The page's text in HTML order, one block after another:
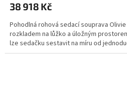
38 918 Kč
Pohodlná rohová sedací souprava
rozkladem na lůžko a úložným
lze sedačku sestavit na míru od